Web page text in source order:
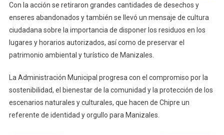
Con la acción se retiraron grandes cantidades de desechos y
enseres abandonados y también se llevó un mensaje de cultura
ciudadana sobre la importancia de disponer los residuos en los
lugares y horarios autorizados, así como de preservar el
patrimonio ambiental y turístico de Manizales.
La Administración Municipal progresa con el compromiso por la
sostenibilidad, el bienestar de la comunidad y la protección de los
escenarios naturales y culturales, que hacen de Chipre un
referente de identidad y orgullo para Manizales.